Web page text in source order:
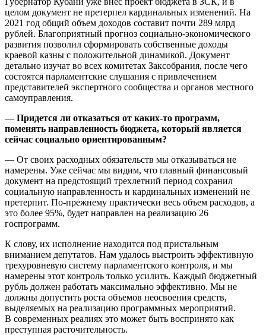
целом документ не претерпел кардинальных изменений. На
2021 год общий объем доходов составит почти 289 млрд
рублей. Благоприятный прогноз социально-экономического
развития позволил сформировать собственные доходы
краевой казны с положительной динамикой. Документ
детально изучат во всех комитетах Заксобрания, после чего
состоятся парламентские слушания с привлечением
представителей экспертного сообщества и органов местного
самоуправления.
— Придется ли отказаться от каких-то программ,
поменять направленность бюджета, который является
сейчас социально ориентированным?
— От своих расходных обязательств мы отказываться не
намерены. Уже сейчас мы видим, что главный финансовый
документ на предстоящий трехлетний период сохранил
социальную направленность и кардинальных изменений не
претерпит. По-прежнему практически весь объем расходов, а
это более 95%, будет направлен на реализацию 26
госпрограмм.
К слову, их исполнение находится под пристальным
вниманием депутатов. Нам удалось выстроить эффективную
трехуровневую систему парламентского контроля, и мы
намерены этот контроль только усилить. Каждый бюджетный
рубль должен работать максимально эффективно. Мы не
должны допустить роста объемов неосвоения средств,
выделяемых на реализацию программных мероприятий.
В современных реалиях это может быть воспринято как
преступная расточительность.